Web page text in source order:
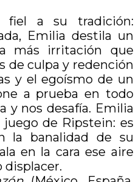
fiel a su tradición:
Emilia destila un
más irritación que
de culpa y redención
y el egoísmo de un
a prueba en todo
y nos desafía. Emilia
de Ripstein: es
la banalidad de su
en la cara ese aire